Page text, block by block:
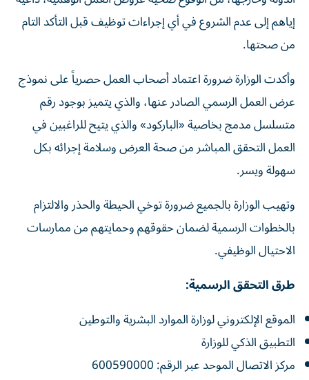
إياهم إلى عدم الشروع في أي إجراءات توظيف قبل التأكد التام
من صحتها.
وأكدت الوزارة ضرورة اعتماد أصحاب العمل حصرياً على نموذج
عرض العمل الرسمي الصادر عنها، والذي يتميز بوجود رقم
متسلسل مدمج بخاصية «الباركود» والذي يتيح للراغبين في
العمل التحقق المباشر من صحة العرض وسلامة إجرائه بكل
سهولة ويسر.
وتهيب الوزارة بالجميع ضرورة توخي الحيطة والحذر والالتزام
بالخطوات الرسمية لضمان حقوقهم وحمايتهم من ممارسات
الاحتيال الوظيفي.
طرق التحقق الرسمية:
الموقع الإلكتروني لوزارة الموارد البشرية والتوطين
التطبيق الذكي للوزارة
مركز الاتصال الموحد عبر الرقم: 600590000